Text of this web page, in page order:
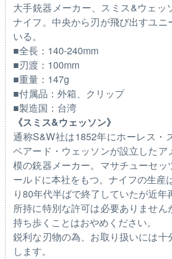
大手銃器メーカー、スミス&ウェッ
ナイフ。中央から刃が飛び出すユニ
いる。
■全長：140-240mm
■刃渡：100mm
■重量：147g
■付属品：外箱、クリップ
■製造国：台湾
《スミス&ウェッソン》
通称S&W社は1852年にホーレス・
ベアード・ウェッソンが設立したア
模の銃器メーカー。マサチューセッ
ールドに本社をもつ。ナイフの生産
り80年代半ばで終了していたが近年
所持に特別な許可は必要ありません
持ち歩くことはおやめください。
鋭利な刃物の為、お取り扱いには十
します。